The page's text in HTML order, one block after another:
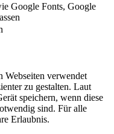
Google Fonts, Google
Webseiten verwendet
zu gestalten. Laut
speichern, wenn diese
sind. Für alle
Erlaubnis.